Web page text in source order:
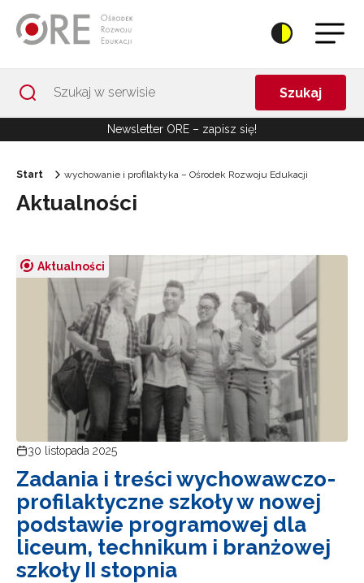
Szukaj
Newsletter ORE – zapisz się!
Start wychowanie i profilaktyka – Ośrodek Rozwoju Edukacji
Aktualności
Aktualności
30 listopada 2025
Zadania i treści wychowawczo-
profilaktyczne szkoły w nowej
podstawie programowej dla
liceum, technikum i branżowej
szkoły II stopnia